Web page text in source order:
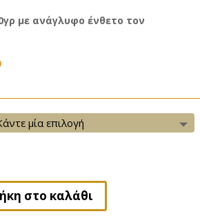
με ανάγλυφο ένθετο τον
s
s
e
e
r
στο καλάθι